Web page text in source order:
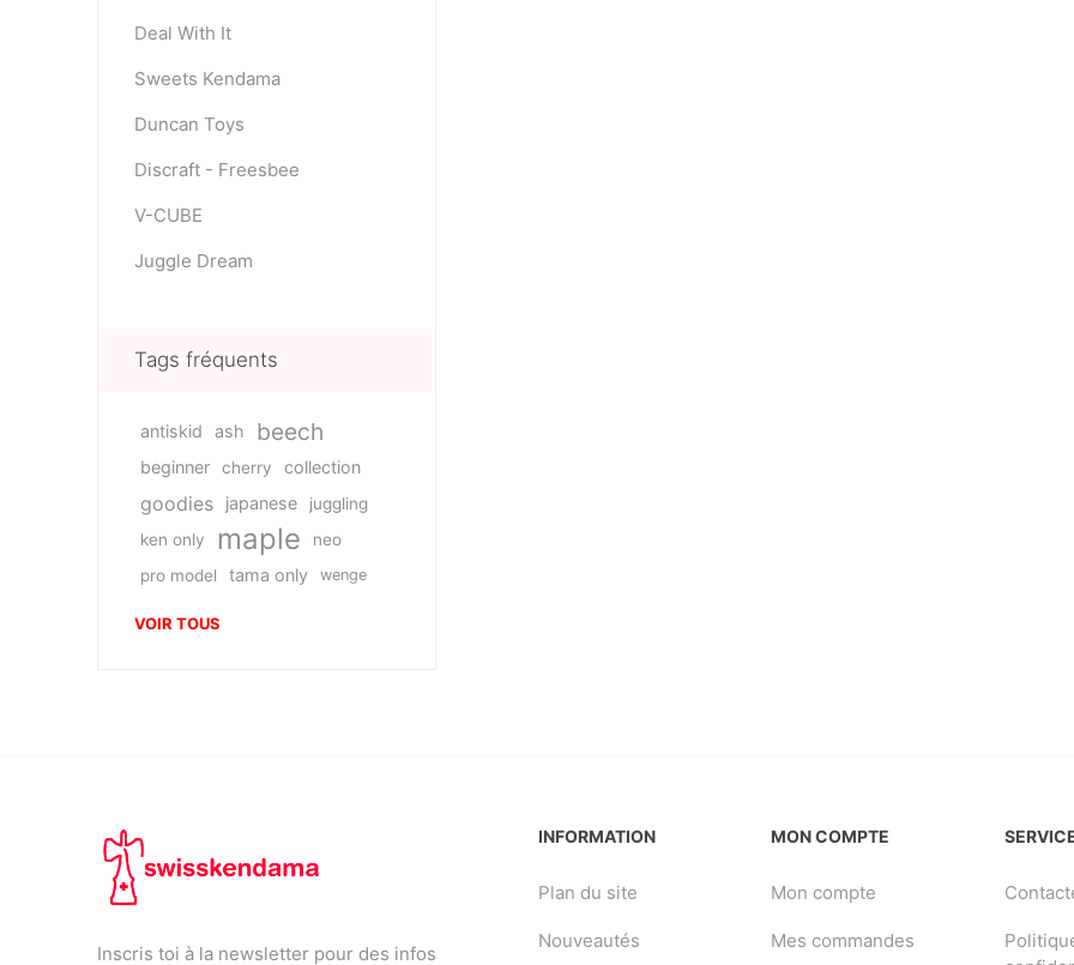
Deal With It
Sweets Kendama
Duncan Toys
Discraft - Freesbee
V-CUBE
Juggle Dream
Tags fréquents
antiskid ash beech
beginner cherry collection
goodies japanese
juggling
ken only
maple
neo
pro model
tama only wenge
VOIR TOUS
Inscris toi à la newsletter pour des infos
INFORMATION
Plan du site
Nouveautés
MON COMPTE
Mon compte
Mes commandes